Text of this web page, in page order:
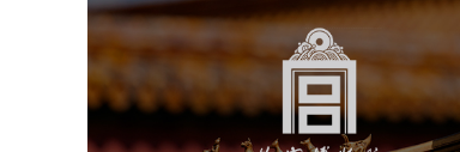
故宫博物院
文化艺术 博物馆
智慧博物馆